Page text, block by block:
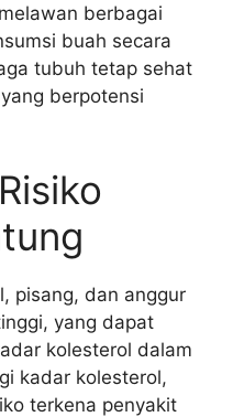
berbagai
buah secara
tubuh tetap sehat
berpotensi
pisang, dan anggur
yang dapat
kolesterol dalam
kadar kolesterol,
terkena penyakit